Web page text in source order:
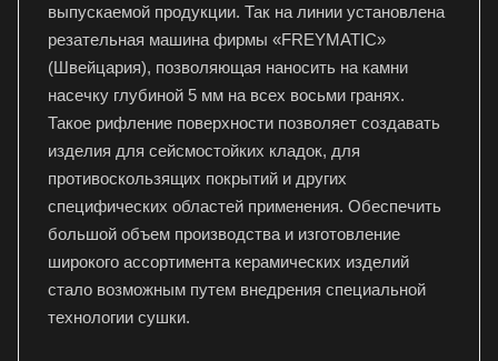
выпускаемой продукции. Так на линии установлена
резательная машина фирмы «FREYMATIC»
(Швейцария), позволяющая наносить на камни
насечку глубиной 5 мм на всех восьми гранях.
Такое рифление поверхности позволяет создавать
изделия для сейсмостойких кладок, для
противоскользящих покрытий и других
специфических областей применения. Обеспечить
большой объем производства и изготовление
широкого ассортимента керамических изделий
стало возможным путем внедрения специальной
технологии сушки.